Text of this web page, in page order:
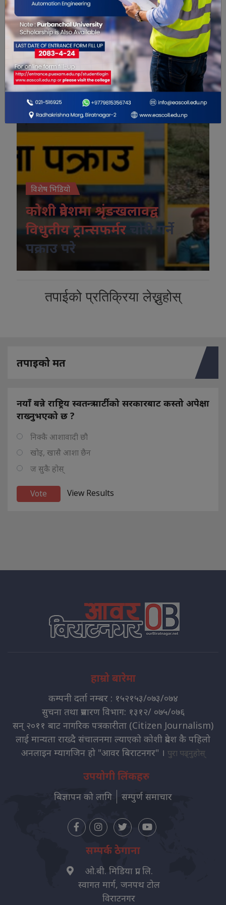
विशेष भिडियो
विशेष भिडियो
कोशी प्रदेशमा श्रृंङखलावद्व
विधुतीय ट्रान्सफर्मर
चोरी गर्ने
पक्राउ परे
तपाईको प्रतिक्रिया लेख्नुहोस्
तपाइको मत
नयाँ बन्ने राष्ट्रिय स्वतन्त्र पार्टीको सरकारबाट कस्तो अपेक्षा
राख्नुभएको छ ?
निक्कै आशावादी छौ
खोइ, खासै आशा छैन
ज सुकै होस्
View Results
हाम्रो बारेमा
कम्पनी दर्ता नम्बर : १५२१५३/०७३/०७४
सुचना तथा प्रसारण विभाग: १३१२/ ०७५/०७६
सन् २०११ बाट नागरिक पत्रकारीता (Citizen Journalism)
लाई मान्यता राख्दै संचालनमा ल्याएको कोशी प्रदेश कै पहिलो
अनलाइन म्यागजिन हो "आवर बिराटनगर" । पुरा पढ्नुहोस्
उपयोगी लिंकहरु
बिज्ञापन को लागि सम्पुर्ण समाचार
सम्पर्क ठेगाना
ओ.बी. मिडिया प्रा. लि.
स्वागत मार्ग, जनपथ टोल
विराटनगर